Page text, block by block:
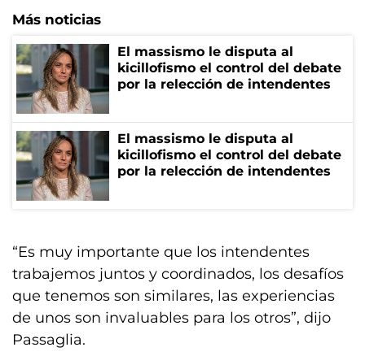
Más noticias
El massismo le disputa al
kicillofismo el control del debate
por la relección de intendentes
El massismo le disputa al
kicillofismo el control del debate
por la relección de intendentes
“Es muy importante que los intendentes
trabajemos juntos y coordinados, los desafíos
que tenemos son similares, las experiencias
de unos son invaluables para los otros”, dijo
Passaglia.